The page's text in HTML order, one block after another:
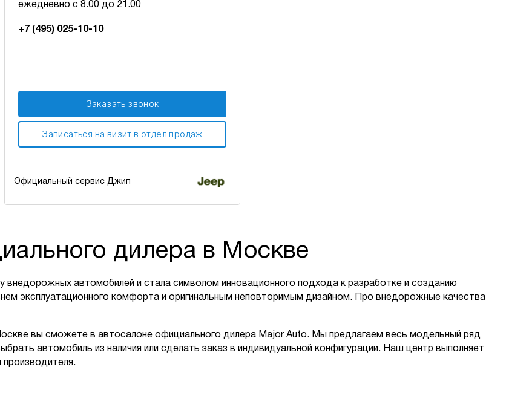
ежедневно с 8.00 до 21.00
+7 (495) 025-10-10
Заказать звонок
Записаться на визит в отдел продаж
Официальный сервис Джип
дилера в Москве
внедорожных автомобилей и стала символом инновационного подхода к разработке и созданию
эксплуатационного комфорта и оригинальным неповторимым дизайном. Про внедорожные качества
вы сможете в автосалоне официального дилера Major Auto. Мы предлагаем весь модельный ряд
автомобиль из наличия или сделать заказ в индивидуальной конфигурации. Наш центр выполняет